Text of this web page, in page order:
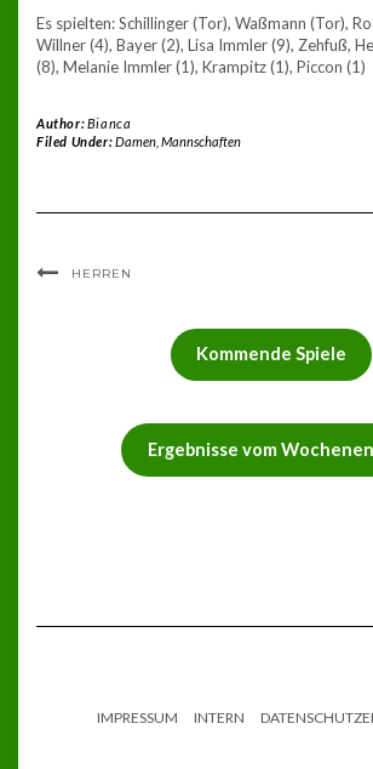
Es spielten: Schillinger (Tor), Waßmann (Tor),
Willner (4), Bayer (2), Lisa Immler (9), Zehfuß,
(8), Melanie Immler (1), Krampitz (1), Piccon (1)
Author:Bianca
Filed Under:Damen, Mannschaften
HERREN
Kommende Spiele
Ergebnisse vom
IMPRESSUM INTERN